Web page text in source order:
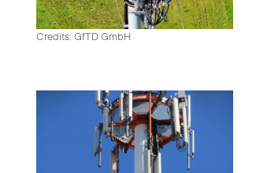
Credits: GfTD GmbH